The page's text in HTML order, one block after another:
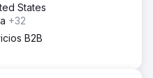
States
+32
B2B